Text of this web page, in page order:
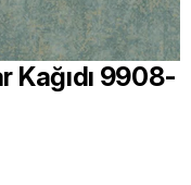
Kağıdı 9908-